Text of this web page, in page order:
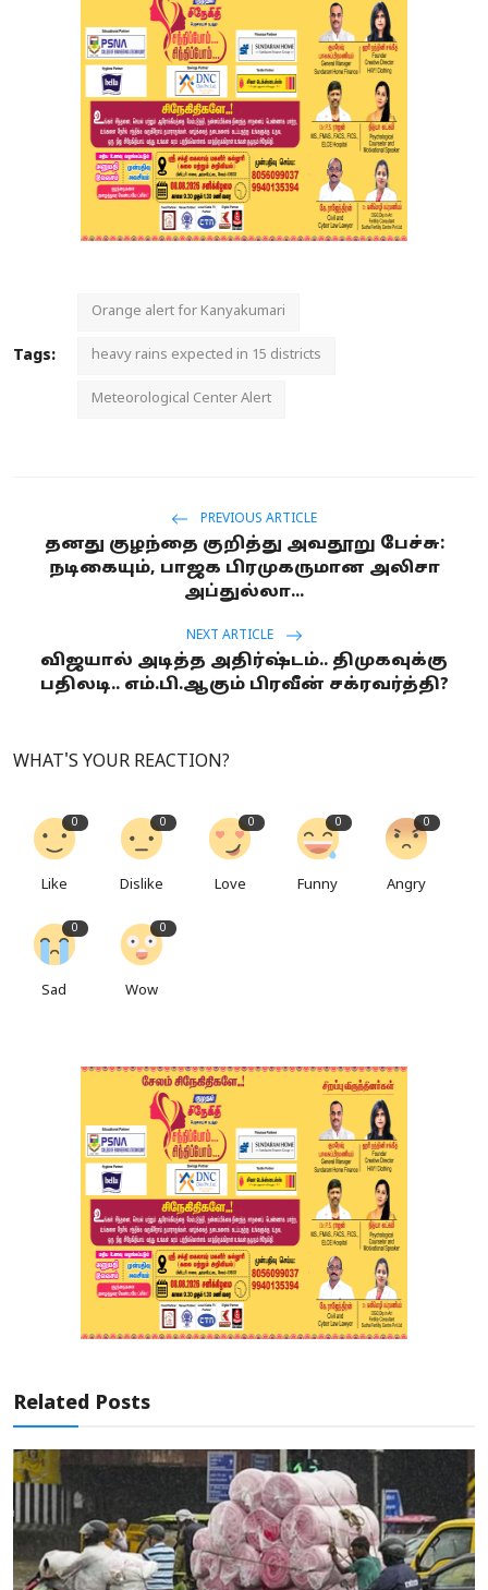
Tags:
Orange alert for Kanyakumari
heavy rains expected in 15 districts
Meteorological Center Alert
PREVIOUS ARTICLE
தனது குழந்தை குறித்து அவதூறு பேச்சு:
நடிகையும், பாஜக பிரமுகருமான அலிசா
அப்துல்லா...
NEXT ARTICLE
விஜயால் அடித்த அதிர்ஷ்டம்.. திமுகவுக்கு
பதிலடி.. எம்.பி.ஆகும் பிரவீன் சக்ரவர்த்தி?
WHAT'S YOUR REACTION?
0
Like
0
Dislike
0
Love
0
Funny
0
Angry
0
Sad
0
Wow
Related Posts